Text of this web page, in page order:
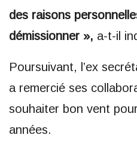
des raisons
démissionner », a-t-il
Poursuivant, l’ex
a remercié ses
souhaiter bon vent
années.